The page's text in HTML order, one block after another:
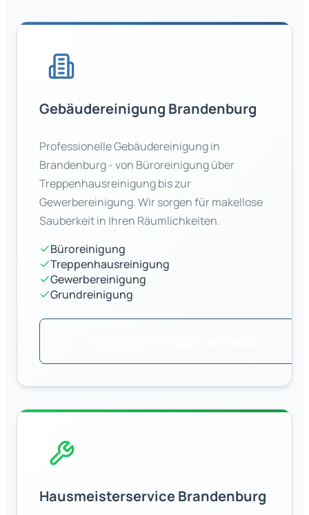
Gebäudereinigung Brandenburg
Professionelle Gebäudereinigung in
Brandenburg- von Büroreinigung über
Treppenhausreinigung bis zur
Gewerbereinigung. Wir sorgen für makellose
Sauberkeit in Ihren Räumlichkeiten.
Büroreinigung
Treppenhausreinigung
Gewerbereinigung
Grundreinigung
HausmeisterserviceBrandenburg